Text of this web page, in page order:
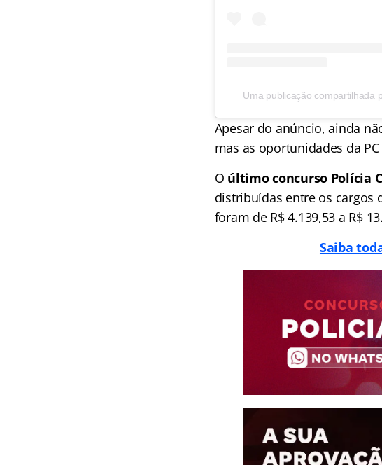
Uma publicação compartilhada
Apesar do anúncio, ainda
mas as oportunidades da
O último concurso Polícia
distribuídas entre os cargos
foram de R$ 4.139,53 a R$
Saiba